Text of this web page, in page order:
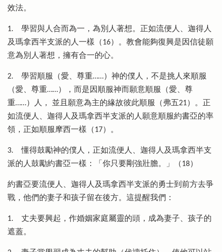
效法。
1.
學習與人合而為一，為別人著想。正如流便人、迦得人
及瑪拿西半支派的人一樣（16）。教會能夠復興是因信徒願
意為別人著想，擁有合一的心。
2.
學習順服（愛、尊重……）神的僕人，不是挑人來順服
（愛、尊重……），而是因順服神而願意順服（愛、尊
重……）人， 並且願意為主的緣故彼此順服（弗五21）。正
如流便人、迦得人及瑪拿西半支派的人願意順服約書亞的率
領，正如順服摩西一樣（17）。
3.
懂得鼓勵神的僕人，正如流便人、迦得人及瑪拿西半支
派的人鼓勵約書亞一樣：「你只要剛強壯膽。」（18）
約書亞要流便人、迦得人及瑪拿西半支派的勇士到前方去爭
戰，他們的妻子和孩子留在後方。這提醒我們：
1.
丈夫要興起，作婚姻家庭屬靈的頭，成為妻子、孩子的
遮蓋。